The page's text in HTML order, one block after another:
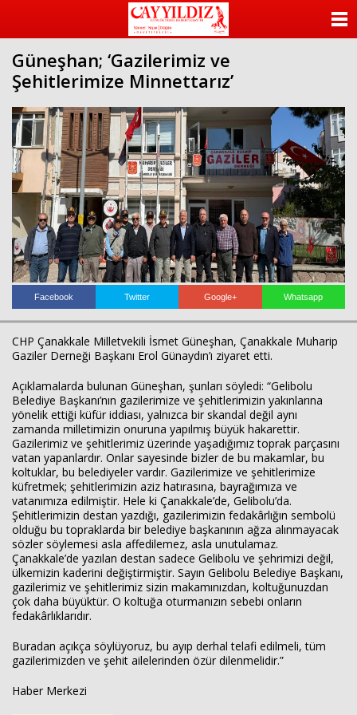
Güneşhan; ‘Gazilerimiz ve
Şehitlerimize Minnettarız’
Facebook Twitter Google+ Whatsapp
CHP Çanakkale Milletvekili İsmet Güneşhan, Çanakkale Muharip
Gaziler Derneği Başkanı Erol Günaydın’ı ziyaret etti.
Açıklamalarda bulunan Güneşhan, şunları söyledi: “Gelibolu
Belediye Başkanı’nın gazilerimize ve şehitlerimizin yakınlarına
yönelik ettiği küfür iddiası, yalnızca bir skandal değil aynı
zamanda milletimizin onuruna yapılmış büyük hakarettir.
Gazilerimiz ve şehitlerimiz üzerinde yaşadığımız toprak parçasını
vatan yapanlardır. Onlar sayesinde bizler de bu makamlar, bu
koltuklar, bu belediyeler vardır. Gazilerimize ve şehitlerimize
küfretmek; şehitlerimizin aziz hatırasına, bayrağımıza ve
vatanımıza edilmiştir. Hele ki Çanakkale’de, Gelibolu’da.
Şehitlerimizin destan yazdığı, gazilerimizin fedakârlığın sembolü
olduğu bu topraklarda bir belediye başkanının ağza alınmayacak
sözler söylemesi asla affedilemez, asla unutulamaz.
Çanakkale’de yazılan destan sadece Gelibolu ve şehrimizi değil,
ülkemizin kaderini değiştirmiştir. Sayın Gelibolu Belediye Başkanı,
gazilerimiz ve şehitlerimiz sizin makamınızdan, koltuğunuzdan
çok daha büyüktür. O koltuğa oturmanızın sebebi onların
fedakârlıklarıdır.
Buradan açıkça söylüyoruz, bu ayıp derhal telafi edilmeli, tüm
gazilerimizden ve şehit ailelerinden özür dilenmelidir.”
Haber Merkezi
ANKETLER
FOTO GALERİ
VİDEO GALERİ
KÜNYE